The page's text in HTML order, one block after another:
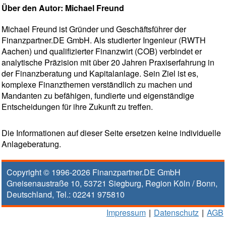
Über den Autor: Michael Freund
Michael Freund ist Gründer und Geschäftsführer der
Finanzpartner.DE GmbH. Als studierter Ingenieur (RWTH
Aachen) und qualifizierter Finanzwirt (COB) verbindet er
analytische Präzision mit über 20 Jahren Praxiserfahrung in
der Finanzberatung und Kapitalanlage. Sein Ziel ist es,
komplexe Finanzthemen verständlich zu machen und
Mandanten zu befähigen, fundierte und eigenständige
Entscheidungen für ihre Zukunft zu treffen.
Die Informationen auf dieser Seite ersetzen keine individuelle
Anlageberatung.
Copyright © 1996-2026 Finanzpartner.DE GmbH
Gneisenaustraße 10, 53721 Siegburg, Region Köln / Bonn,
Deutschland, Tel.: 02241 975810
Impressum | Datenschutz | AGB